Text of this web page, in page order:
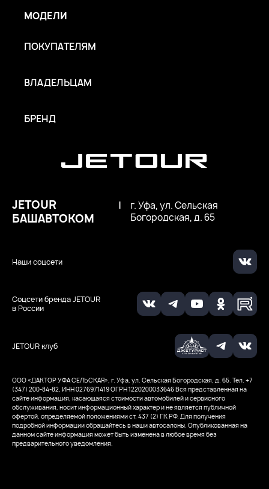
JETOUR клуб
Соцсети бренда JETOUR
в России
Наши соцсети
JETOUR
БАШАВТОКОМ
|
г. Уфа, ул. Сельская
Богородская, д. 65
МОДЕЛИ
ПОКУПАТЕЛЯМ
ВЛАДЕЛЬЦАМ
БРЕНД
ООО «ДАКТОР УФА СЕЛЬСКАЯ», г. Уфа, ул. Сельская Богородская, д. 65. Тел. +7
(347) 200-84-82, ИНН 0276971419ОГРН 1220200033646Вся представленная на
сайте информация, касающаяся стоимости автомобилей и сервисного
обслуживания, носит информационный характер и не является публичной
офертой, определяемой положениями ст. 437 (2) ГК РФ. Для получения
подробной информации обращайтесь в наши автосалоны. Опубликованная на
данном сайте информация может быть изменена в любое время без
предварительного уведомления.